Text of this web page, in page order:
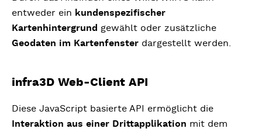
entweder ein kundenspezifischer
Kartenhintergrund gewählt oder zusätzliche
Geodaten im Kartenfenster dargestellt werden.
infra3D Web-Client API
Diese JavaScript basierte API ermöglicht die
Interaktion aus einer Drittapplikation mit dem